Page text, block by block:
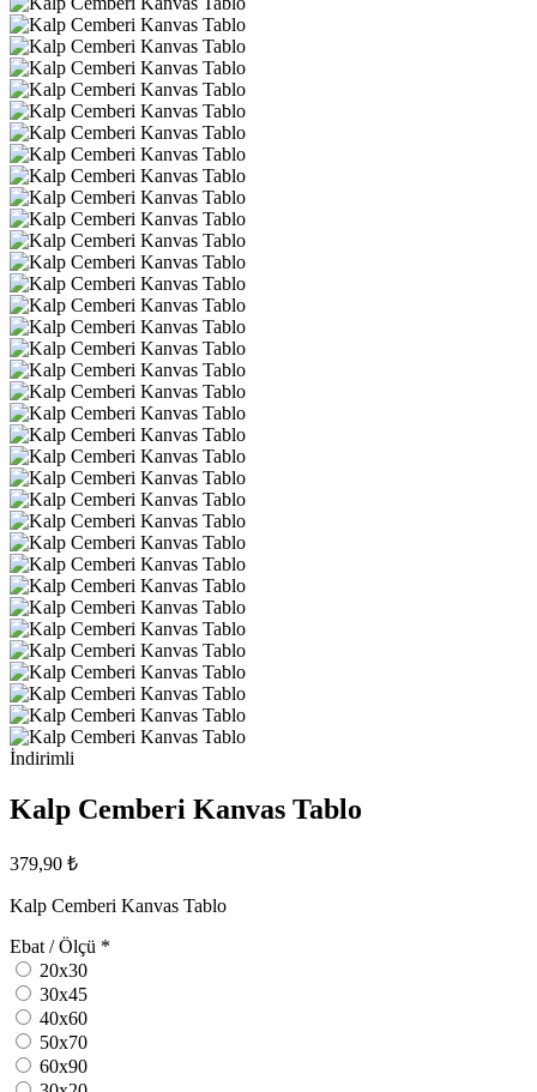
İndirimli
Kalp Cemberi Kanvas Tablo
379,90 ₺
Kalp Cemberi Kanvas Tablo
Ebat / Ölçü *
20x30
30x45
40x60
50x70
60x90